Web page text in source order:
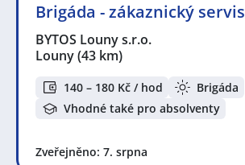
Brigáda - zákaznický servis
BYTOS Louny s.r.o.
Louny(43 km)
140 – 180 Kč / hod
Brigáda
Vhodné také pro absolventy
Zveřejněno: 7. srpna